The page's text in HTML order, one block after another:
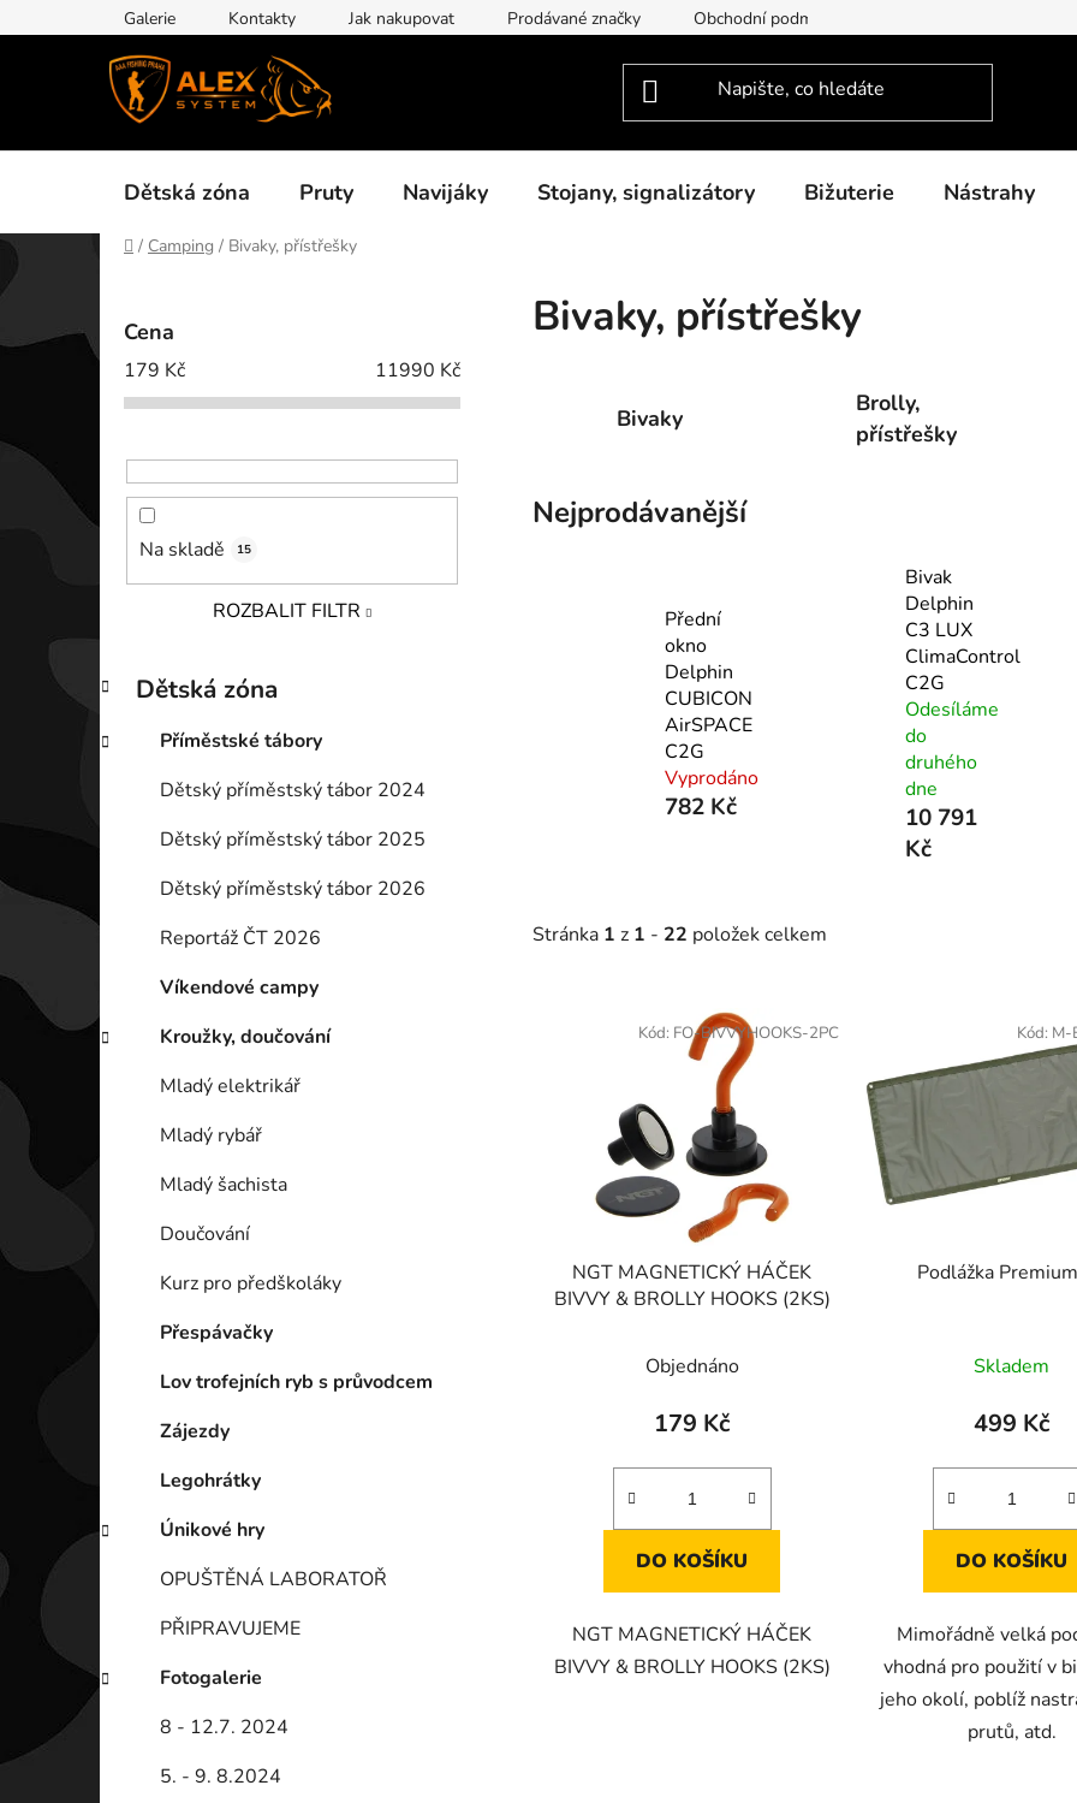
na
Galerie Kontakty Jak nakupovat Prodávané značky Obchodní podmínky
Dětská zóna Pruty Navijáky Stojany, signalizátory Bižuterie Nástrahy
Domů
/ Camping / Bivaky, přístřešky
í
l
Cena
179 Kč 11990 Kč
Na skladě 15
ROZBALIT FILTR
Přeskočit
kategorie
K
a
e
Dětská zóna
Příměstské tábory
Dětský příměstský tábor 2024
Dětský příměstský tábor 2025
Dětský příměstský tábor 2026
Reportáž ČT 2026
Víkendové campy
Kroužky, doučování
Mladý elektrikář
Mladý rybář
Mladý šachista
Doučování
Kurz pro předškoláky
Přespávačky
Lov trofejních ryb s průvodcem
Zájezdy
Legohrátky
Únikové hry
OPUŠTĚNÁ LABORATOŘ
PŘIPRAVUJEME
Fotogalerie
8 - 12.7. 2024
5. - 9. 8.2024
Bivaky, přístřešky
Bivaky
Brolly,
přístřešky
Nejprodávanější
Přední
okno
Delphin
CUBICON
AirSPACE
C2G
Vyprodáno
782 Kč
Bivak
Delphin
C3 LUX
ClimaControl
C2G
Odesíláme
do
druhého
dne
10 791
Kč
Stránka 1 z 1 - 22 položek celkem
NGT MAGNETICKÝ HÁČEK
BIVVY & BROLLY HOOKS (2KS)
Objednáno
179 Kč
DO KOŠÍKU
NGT MAGNETICKÝ HÁČEK
BIVVY & BROLLY HOOKS (2KS)
Kód: FO-BIVVYHOOKS-2PC
Podlážka
Skladem
499 Kč
DO KOŠÍKU
Mimořádně velká
vhodná pro použití v
jeho okolí, poblíž
prutů, atd.
Kód: M-